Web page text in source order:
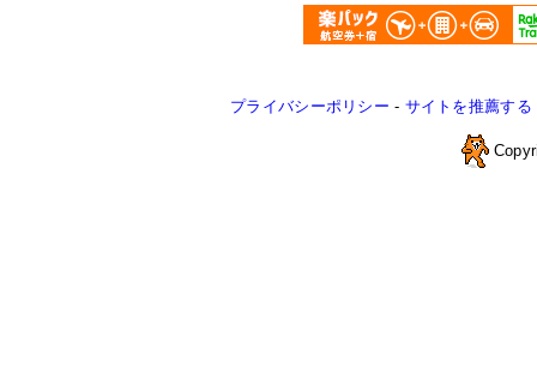
プライバシーポリシー - サイトを推薦する